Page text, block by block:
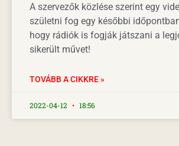
A szervezők közlése szerint egy
születni fog egy későbbi
hogy rádiók is fogják játszani a
sikerült művet!
TOVÁBB A CIKKRE »
2022-04-12 18:56